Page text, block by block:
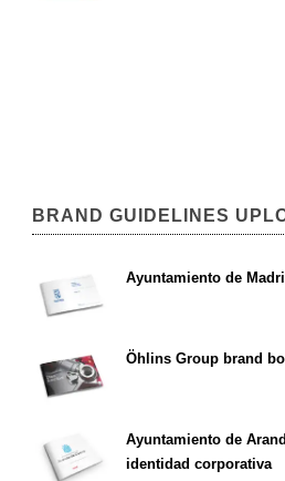
BRAND GUIDELINES
Ayuntamiento de
Öhlins Group brand
Ayuntamiento de
identidad corporativa